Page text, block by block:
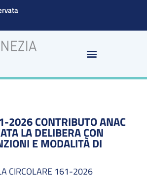
2026 CONTRIBUTO ANAC
LA DELIBERA CON
E MODALITÀ DI
CIRCOLARE 161-2026